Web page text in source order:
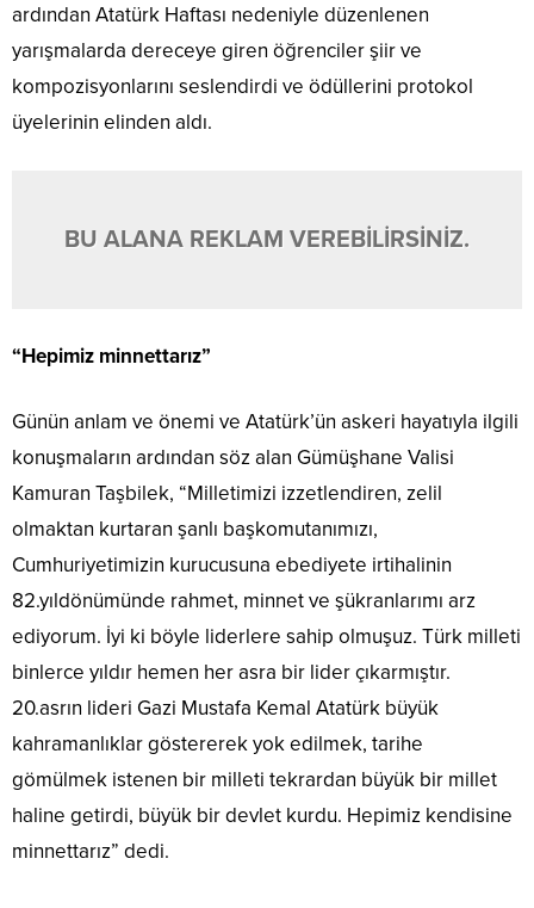
ardından Atatürk Haftası nedeniyle düzenlenen
yarışmalarda dereceye giren öğrenciler şiir ve
kompozisyonlarını seslendirdi ve ödüllerini protokol
üyelerinin elinden aldı.
BU ALANA REKLAM VEREBİLİRSİNİZ.
“Hepimiz minnettarız”
Günün anlam ve önemi ve Atatürk’ün askeri hayatıyla ilgili
konuşmaların ardından söz alan Gümüşhane Valisi
Kamuran Taşbilek, “Milletimizi izzetlendiren, zelil
olmaktan kurtaran şanlı başkomutanımızı,
Cumhuriyetimizin kurucusuna ebediyete irtihalinin
82.yıldönümünde rahmet, minnet ve şükranlarımı arz
ediyorum. İyi ki böyle liderlere sahip olmuşuz. Türk milleti
binlerce yıldır hemen her asra bir lider çıkarmıştır.
20.asrın lideri Gazi Mustafa Kemal Atatürk büyük
kahramanlıklar göstererek yok edilmek, tarihe
gömülmek istenen bir milleti tekrardan büyük bir millet
haline getirdi, büyük bir devlet kurdu. Hepimiz kendisine
minnettarız” dedi.